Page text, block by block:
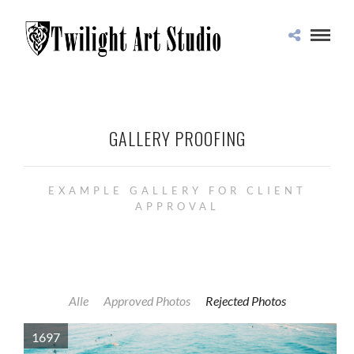
GALLERY PROOFING
EXAMPLE GALLERY FOR CLIENT
APPROVAL
Alle Approved Photos Rejected Photos
1697